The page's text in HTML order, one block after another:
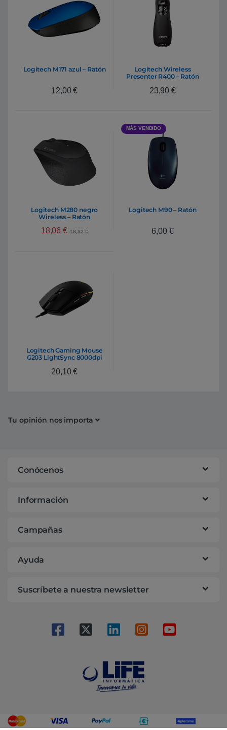
Logitech M171 azul – Ratón
12,00€
Logitech Wireless
Presenter R400 – Ratón
23,90 €
Logitech M280 negro
Wireless – Ratón
18,06€ 18,32€
MÁS VENDIDO
Logitech M90 – Ratón
6,00 €
Logitech Gaming Mouse
G203 LightSync 8000dpi
20,10€
Tu opinión nos importa
Conócenos
Información
Campañas
Ayuda
Suscríbete a nuestra newsletter